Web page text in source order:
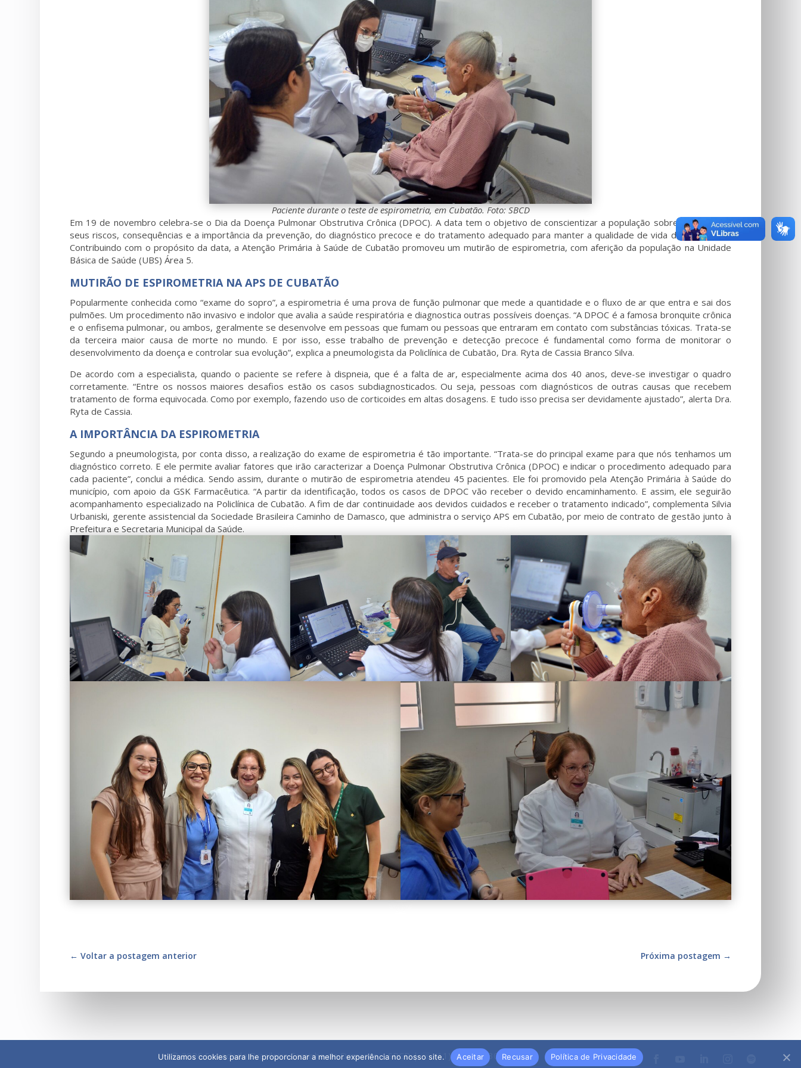
Paciente durante o teste de espirometria, em Cubatão. Foto: SBCD
Em 19 de novembro celebra-se o Dia da Doença Pulmonar Obstrutiva Crônica (DPOC). A data tem o objetivo de conscientizar a população sobre o problema,
seus riscos, consequências e a importância da prevenção, do diagnóstico precoce e do tratamento adequado para manter a qualidade de vida dos pacientes.
Contribuindo com o propósito da data, a Atenção Primária à Saúde de Cubatão promoveu um mutirão de espirometria, com aferição da população na Unidade
Básica de Saúde (UBS) Área 5.
MUTIRÃO DE ESPIROMETRIA NA APS DE CUBATÃO
Popularmente conhecida como “exame do sopro”, a espirometria é uma prova de função pulmonar que mede a quantidade e o fluxo de ar que entra e sai dos
pulmões. Um procedimento não invasivo e indolor que avalia a saúde respiratória e diagnostica outras possíveis doenças. “A DPOC é a famosa bronquite crônica
e o enfisema pulmonar, ou ambos, geralmente se desenvolve em pessoas que fumam ou pessoas que entraram em contato com substâncias tóxicas. Trata-se
da terceira maior causa de morte no mundo. E por isso, esse trabalho de prevenção e detecção precoce é fundamental como forma de monitorar o
desenvolvimento da doença e controlar sua evolução”, explica a pneumologista da Policlínica de Cubatão, Dra. Ryta de Cassia Branco Silva.
De acordo com a especialista, quando o paciente se refere à dispneia, que é a falta de ar, especialmente acima dos 40 anos, deve-se investigar o quadro
corretamente. “Entre os nossos maiores desafios estão os casos subdiagnosticados. Ou seja, pessoas com diagnósticos de outras causas que recebem
tratamento de forma equivocada. Como por exemplo, fazendo uso de corticoides em altas dosagens. E tudo isso precisa ser devidamente ajustado”, alerta Dra.
Ryta de Cassia.
A IMPORTÂNCIA DA ESPIROMETRIA
Segundo a pneumologista, por conta disso, a realização do exame de espirometria é tão importante. “Trata-se do principal exame para que nós tenhamos um
diagnóstico correto. E ele permite avaliar fatores que irão caracterizar a Doença Pulmonar Obstrutiva Crônica (DPOC) e indicar o procedimento adequado para
cada paciente”, conclui a médica. Sendo assim, durante o mutirão de espirometria atendeu 45 pacientes. Ele foi promovido pela Atenção Primária à Saúde do
município, com apoio da GSK Farmacêutica. “A partir da identificação, todos os casos de DPOC vão receber o devido encaminhamento. E assim, ele seguirão
acompanhamento especializado na Policlínica de Cubatão. A fim de dar continuidade aos devidos cuidados e receber o tratamento indicado”, complementa Silvia
Urbaniski, gerente assistencial da Sociedade Brasileira Caminho de Damasco, que administra o serviço APS em Cubatão, por meio de contrato de gestão junto à
Prefeitura e Secretaria Municipal da Saúde.
←Voltar a postagem anterior Próxima postagem →
© 2026 Sociedade Brasileira Caminho de Damasco – SBCD | ☏ (11) 5090 3030
Utilizamos cookies para lhe proporcionar a melhor experiência no nosso site. Aceitar Recusar Política de Privacidade